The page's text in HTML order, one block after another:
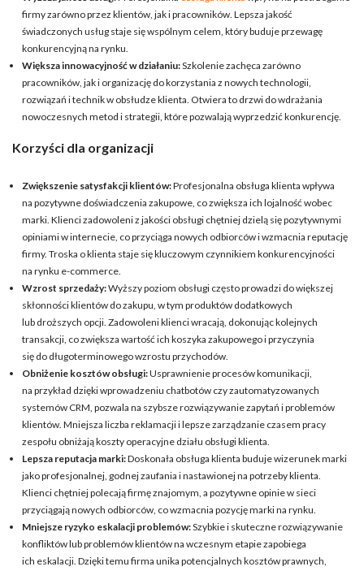
firmy zarówno przez klientów, jak i pracowników. Lepsza jakość
świadczonych usług staje się wspólnym celem, który buduje przewagę
konkurencyjną na rynku.
Większa innowacyjność w działaniu:Szkolenie zachęca zarówno
pracowników, jak i organizację do korzystania z nowych technologii,
rozwiązań i technik w obsłudze klienta. Otwiera to drzwi do wdrażania
nowoczesnych metod i strategii, które pozwalają wyprzedzić konkurencję.
Korzyści dla organizacji
Zwiększenie satysfakcji klientów:Profesjonalna obsługa klienta wpływa
na pozytywne doświadczenia zakupowe, co zwiększa ich lojalność wobec
marki. Klienci zadowoleni z jakości obsługi chętniej dzielą się pozytywnymi
opiniami w internecie, co przyciąga nowych odbiorców i wzmacnia reputację
firmy. Troska o klienta staje się kluczowym czynnikiem konkurencyjności
na rynku e-commerce.
Wzrost sprzedaży:Wyższy poziom obsługi często prowadzi do większej
skłonności klientów do zakupu, w tym produktów dodatkowych
lub droższych opcji. Zadowoleni klienci wracają, dokonując kolejnych
transakcji, co zwiększa wartość ich koszyka zakupowego i przyczynia
się do długoterminowego wzrostu przychodów.
Obniżenie kosztów obsługi:Usprawnienie procesów komunikacji,
na przykład dzięki wprowadzeniu chatbotów czy zautomatyzowanych
systemów CRM, pozwala na szybsze rozwiązywanie zapytań i problemów
klientów. Mniejsza liczba reklamacji i lepsze zarządzanie czasem pracy
zespołu obniżają koszty operacyjne działu obsługi klienta.
Lepsza reputacja marki:Doskonała obsługa klienta buduje wizerunek marki
jako profesjonalnej, godnej zaufania i nastawionej na potrzeby klienta.
Klienci chętniej polecają firmę znajomym, a pozytywne opinie w sieci
przyciągają nowych odbiorców, co wzmacnia pozycję marki na rynku.
Mniejsze ryzyko eskalacji problemów:Szybkie i skuteczne rozwiązywanie
konfliktów lub problemów klientów na wczesnym etapie zapobiega
ich eskalacji. Dzięki temu firma unika potencjalnych kosztów prawnych,